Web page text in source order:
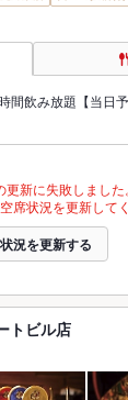
間飲み放題【当日
新に失敗しました。
席状況を更新してく
況を更新する
トビル店